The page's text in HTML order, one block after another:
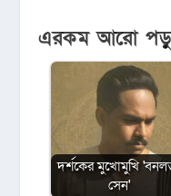
এরকম আরো
দর্শকের মুখোমুখি
সেন'